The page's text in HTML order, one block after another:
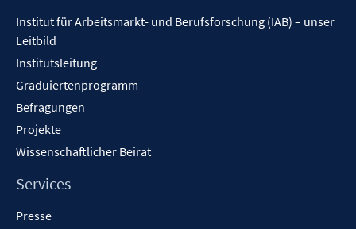
Institut für Arbeitsmarkt- und Berufsforschung (IAB) – unser
Leitbild
Institutsleitung
Graduiertenprogramm
Befragungen
Projekte
Wissenschaftlicher Beirat
Services
Presse